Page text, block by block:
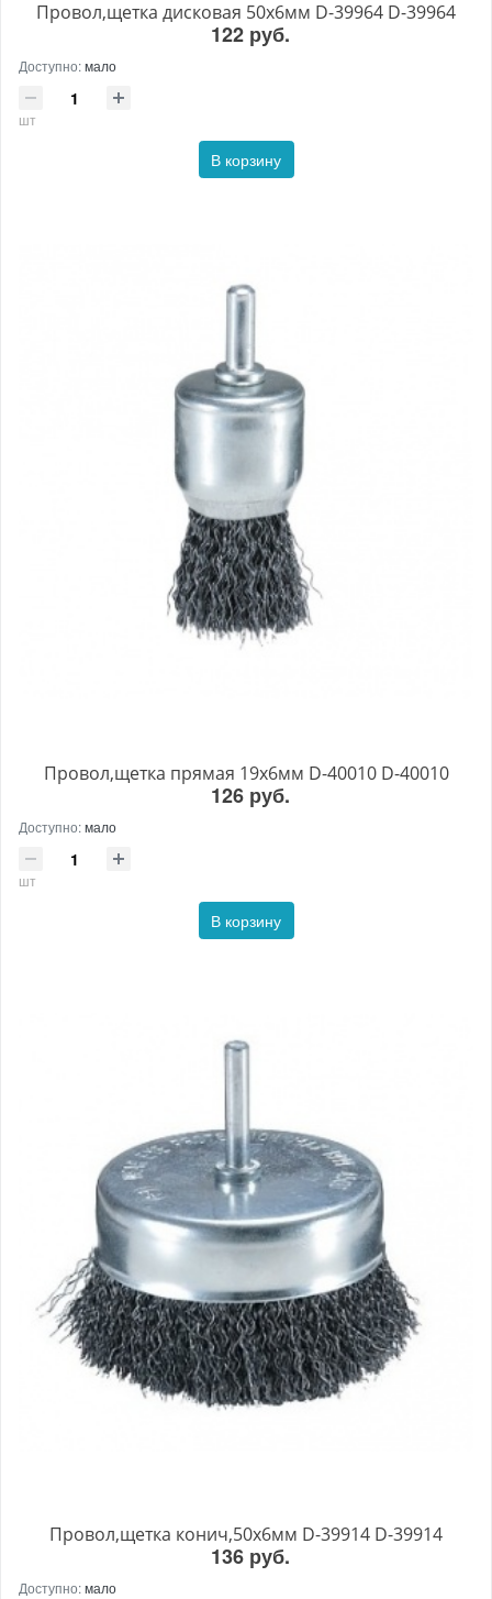
Провол,щетка дисковая 50х6мм D-39964 D-39964
122 руб.
Доступно:мало
шт
В корзину
Провол,щетка прямая 19х6мм D-40010 D-40010
126 руб.
Доступно:мало
шт
В корзину
Провол,щетка конич,50х6мм D-39914 D-39914
136 руб.
Доступно:мало